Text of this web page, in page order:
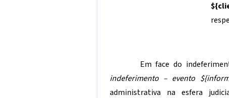
Em face do
indeferimento – evento
administrativa na esfera